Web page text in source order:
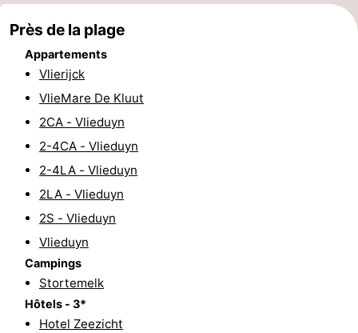
Monuments
-
Points
Attractions
Terrains
jeux
Nature
guidées
Sports
Près de la plage
Appartements
Vlierijck
VlieMare De Kluut
2CA - Vlieduyn
2-4CA - Vlieduyn
2-4LA - Vlieduyn
2LA - Vlieduyn
2S - Vlieduyn
Vlieduyn
Campings
Stortemelk
Hôtels - 3*
Hotel Zeezicht